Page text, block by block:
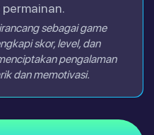
sebagai game
skor, level, dan
pengalaman
dan memotivasi.